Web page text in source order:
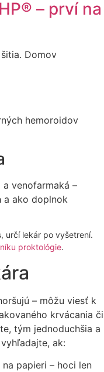
– prví na
Domov
hemoroidov
venofarmaká –
a ako doplnok
určí lekár po vyšetrení.
proktológie.
– môžu viesť k
krvácania či
tým jednoduchšia a
ak:
papieri – hoci len